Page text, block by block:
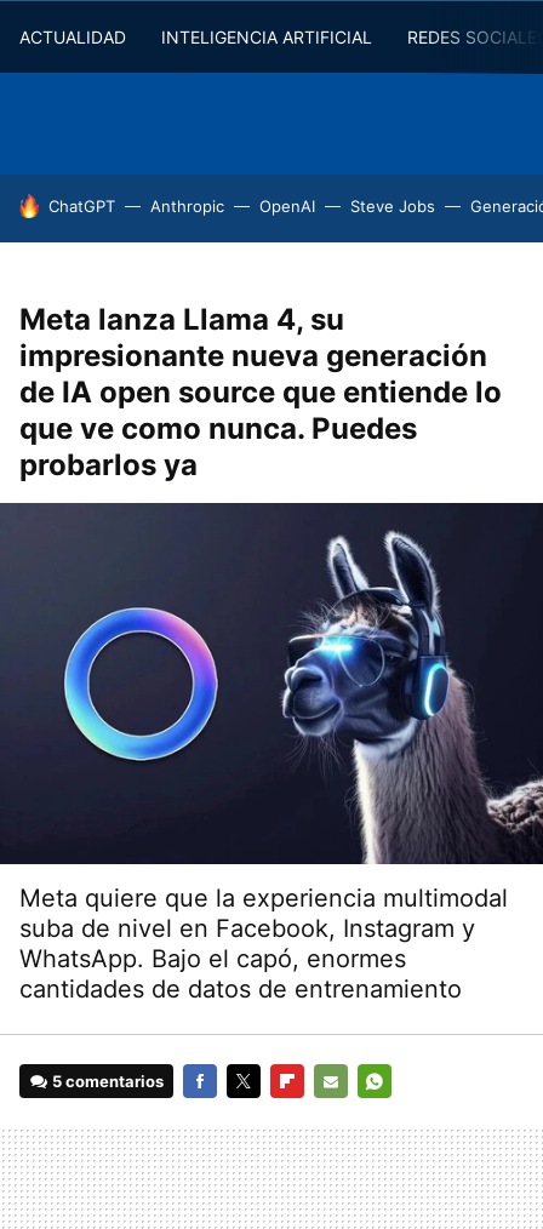
ACTUALIDAD INTELIGENCIA ARTIFICIAL REDES
HOY SE HABLA DE
ChatGPT Anthropic OpenAI Steve Jobs
Meta lanza Llama 4, su
impresionante nueva generación
de IA open source que entiende lo
que ve como nunca. Puedes
probarlos ya
Meta quiere que la experiencia multimodal
suba de nivel en Facebook, Instagram y
WhatsApp. Bajo el capó, enormes
cantidades de datos de entrenamiento
5 comentarios
MAIL